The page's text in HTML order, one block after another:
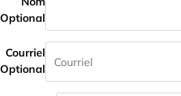
Optional
Courriel
Optional